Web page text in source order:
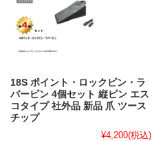
18S ポイント・ロックピン・ラ
バーピン 4個セット 縦ピン エス
コタイプ 社外品 新品 爪 ツース
チップ
¥4,200(税込)